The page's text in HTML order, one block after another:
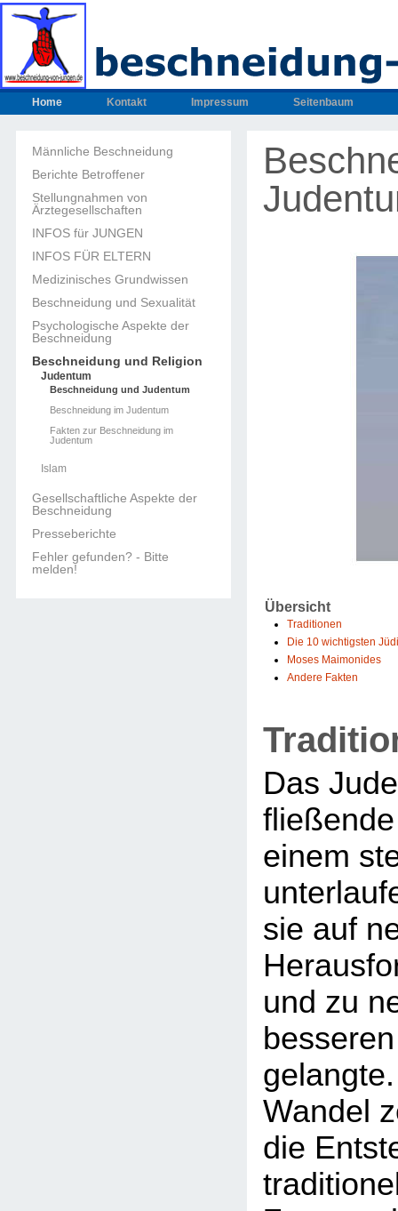
Home Kontakt Impressum Seitenbaum
Männliche Beschneidung
Berichte Betroffener
Stellungnahmen von
Ärztegesellschaften
INFOS für JUNGEN
INFOS FÜR ELTERN
Medizinisches Grundwissen
Beschneidung und Sexualität
Psychologische Aspekte der
Beschneidung
Beschneidung und Religion
Judentum
Beschneidung und Judentum
Beschneidung im Judentum
Fakten zur Beschneidung im
Judentum
Islam
Gesellschaftliche Aspekte der
Beschneidung
Presseberichte
Fehler gefunden? - Bitte
melden!
Übersicht
Traditionen
Die 10 wichtigsten
Moses Maimonides
Andere Fakten
Das
einem
sie auf
und zu
Wandel
die